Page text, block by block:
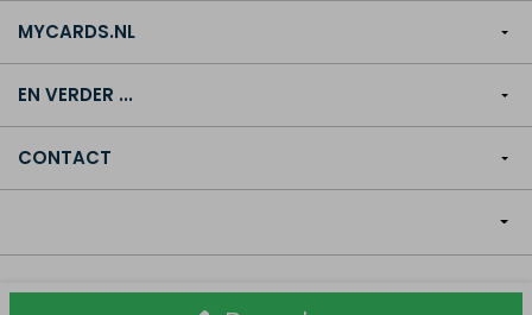
MYCARDS.NL
EN VERDER ...
CONTACT
© Copyright MyCards.nl 2013-2026